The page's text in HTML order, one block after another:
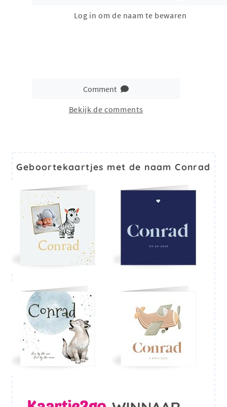
Log in om de naam te bewaren
Comment
Bekijk de comments
Geboortekaartjes met de naam Conrad